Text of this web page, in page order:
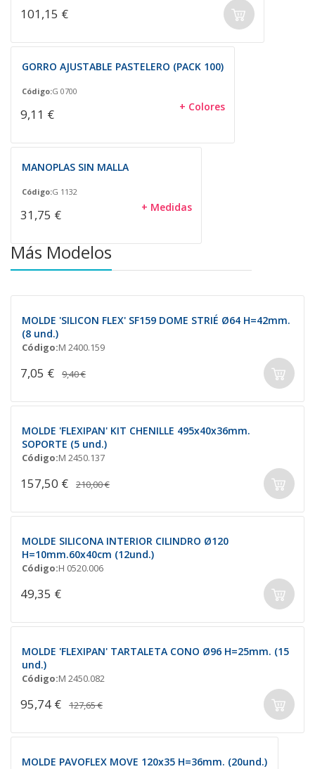
101,15 €
GORRO AJUSTABLE PASTELERO (PACK 100)
Código:G 0700
9,11 € + Colores
MANOPLAS SIN MALLA
Código:G 1132
31,75 € + Medidas
Más Modelos
MOLDE 'SILICON FLEX' SF159 DOME STRIÉ Ø64 H=42mm.
(8 und.)
Código:M 2400.159
7,05 € 9,40 €
MOLDE 'FLEXIPAN' KIT CHENILLE 495x40x36mm.
SOPORTE (5 und.)
Código:M 2450.137
157,50 € 210,00 €
MOLDE SILICONA INTERIOR CILINDRO Ø120
H=10mm.60x40cm (12und.)
Código:H 0520.006
49,35 €
MOLDE 'FLEXIPAN' TARTALETA CONO Ø96 H=25mm. (15
und.)
Código:M 2450.082
95,74 € 127,65 €
MOLDE PAVOFLEX MOVE 120x35 H=36mm. (20und.)